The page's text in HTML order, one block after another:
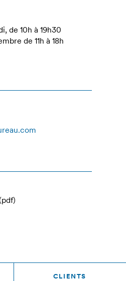
de 10h à 19h30
de 11h à 18h
CLIENTS